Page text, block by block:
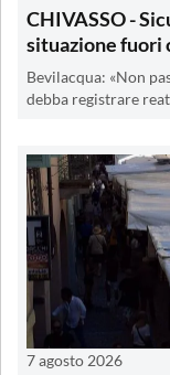
CHIVASSO -
situazione fuori
Bevilacqua: «Non
debba registrare
7 agosto 2026